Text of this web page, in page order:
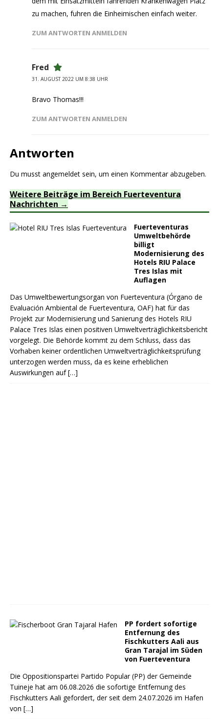
zu machen, fuhren die Einheimischen einfach weiter.
ZUM ANTWORTEN ANMELDEN
Fred
31. AUGUST 2022 UM 8:38 UHR
Bravo Thomas!!!
ZUM ANTWORTEN ANMELDEN
Antworten
Du musst angemeldet sein, um einen Kommentar abzugeben.
Weitere Beiträge im Bereich Fuerteventura
Nachrichten
Fuerteventuras
Umweltbehörde
billigt
Modernisierung des
Hotels RIU Palace
Tres Islas mit
Auflagen
Das Umweltbewertungsorgan von Fuerteventura (Órgano de
Evaluación Ambiental de Fuerteventura, OAF) hat für das
Projekt zur Modernisierung und Sanierung des Hotels RIU
Palace Tres Islas einen positiven Umweltverträglichkeitsbericht
vorgelegt. Die Behörde kommt zu dem Schluss, dass das
Vorhaben keiner ordentlichen Umweltverträglichkeitsprüfung
unterzogen werden muss, da es keine erheblichen
Auswirkungen auf[…]
PP fordert sofortige
Entfernung des
Fischkutters Aali aus
Gran Tarajal im Süden
von Fuerteventura
Die Oppositionspartei Partido Popular (PP) der Gemeinde
Tuineje hat am 06.08.2026 die sofortige Entfernung des
Fischkutters Aali gefordert, der seit dem 24.07.2026 im Hafen
von […]